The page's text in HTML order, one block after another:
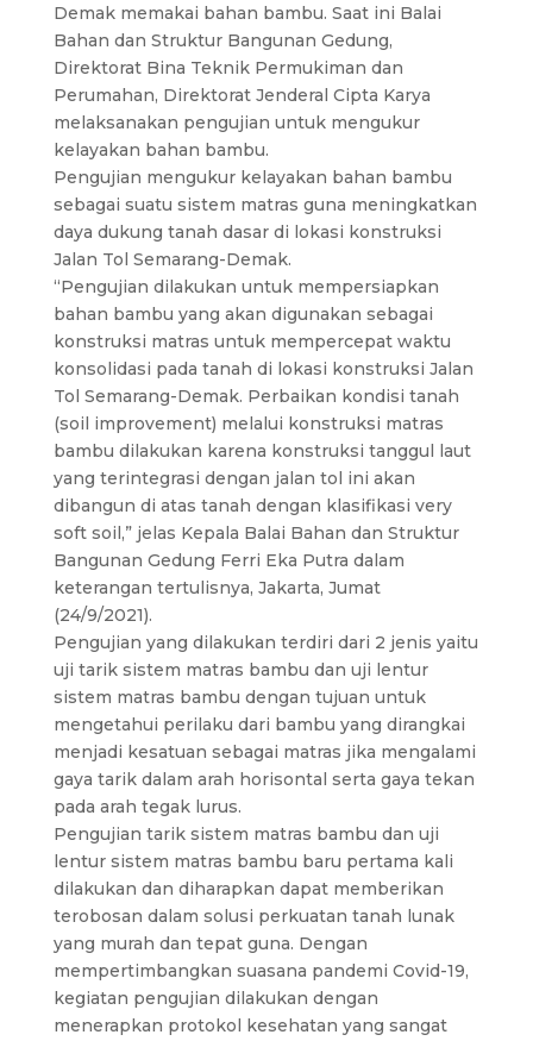
Demak memakai bahan bambu. Saat ini Balai
Bahan dan Struktur Bangunan Gedung,
Direktorat Bina Teknik Permukiman dan
Perumahan, Direktorat Jenderal Cipta Karya
melaksanakan pengujian untuk mengukur
kelayakan bahan bambu.
Pengujian mengukur kelayakan bahan bambu
sebagai suatu sistem matras guna meningkatkan
daya dukung tanah dasar di lokasi konstruksi
Jalan Tol Semarang-Demak.
“Pengujian dilakukan untuk mempersiapkan
bahan bambu yang akan digunakan sebagai
konstruksi matras untuk mempercepat waktu
konsolidasi pada tanah di lokasi konstruksi Jalan
Tol Semarang-Demak. Perbaikan kondisi tanah
(soil improvement) melalui konstruksi matras
bambu dilakukan karena konstruksi tanggul laut
yang terintegrasi dengan jalan tol ini akan
dibangun di atas tanah dengan klasifikasi very
soft soil,” jelas Kepala Balai Bahan dan Struktur
Bangunan Gedung Ferri Eka Putra dalam
keterangan tertulisnya, Jakarta, Jumat
(24/9/2021).
Pengujian yang dilakukan terdiri dari 2 jenis yaitu
uji tarik sistem matras bambu dan uji lentur
sistem matras bambu dengan tujuan untuk
mengetahui perilaku dari bambu yang dirangkai
menjadi kesatuan sebagai matras jika mengalami
gaya tarik dalam arah horisontal serta gaya tekan
pada arah tegak lurus.
Pengujian tarik sistem matras bambu dan uji
lentur sistem matras bambu baru pertama kali
dilakukan dan diharapkan dapat memberikan
terobosan dalam solusi perkuatan tanah lunak
yang murah dan tepat guna. Dengan
mempertimbangkan suasana pandemi Covid-19,
kegiatan pengujian dilakukan dengan
menerapkan protokol kesehatan yang sangat